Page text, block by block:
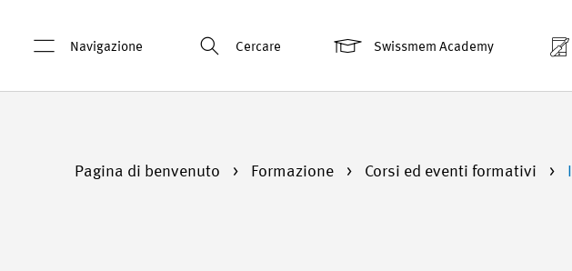
Navigazione Cercare Swissmem Academy
Pagina di benvenuto Formazione Corsi ed eventi formativi